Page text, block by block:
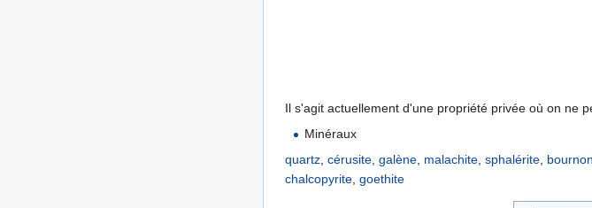
Il s'agit actuellement d'une propriété privée où on ne
Minéraux
quartz, cérusite, galène, malachite, sphalérite,
chalcopyrite, goethite